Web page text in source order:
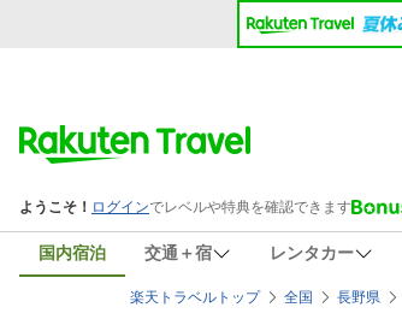
国内宿泊 交通＋宿 レンタカー
楽天トラベルトップ 全国 長野県